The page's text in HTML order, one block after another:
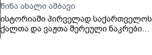
წინა ახალი ამბავი
ისტორიაში პირველად საქართველოს
ქალთა და ვაჟთა შერეული ნაკრები